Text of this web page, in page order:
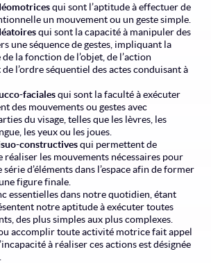
qui sont l’aptitude à effectuer de
un mouvement ou un geste simple.
qui sont la capacité à manipuler des
une séquence de gestes, impliquant la
la fonction de l’objet, de l’action
de l’ordre séquentiel des actes conduisant à
facialesqui sont la faculté à exécuter
des mouvements ou gestes avec
du visage, telles que les lèvres, les
les yeux ou les joues.
constructivesqui permettent de
réaliser les mouvements nécessaires pour
d’éléments dans l’espace afin de former
figure finale.
essentielles dans notre quotidien, étant
notre aptitude à exécuter toutes
des plus simples aux plus complexes.
accomplir toute activité motrice fait appel
à réaliser ces actions est désignée